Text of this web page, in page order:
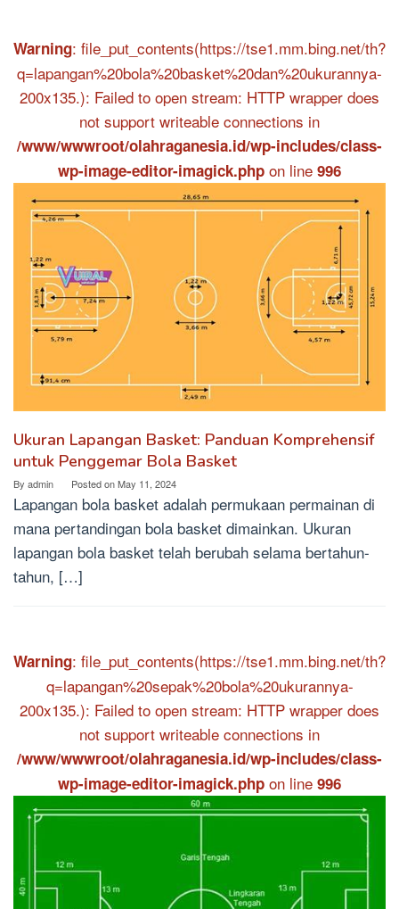
Warning: file_put_contents(https://tse1.mm.bing.net/th?
q=lapangan%20bola%20basket%20dan%20ukurannya-
200x135.): Failed to open stream: HTTP wrapper does
not support writeable connections in
/www/wwwroot/olahraganesia.id/wp-includes/class-
wp-image-editor-imagick.php on line 996
Ukuran Lapangan Basket: Panduan Komprehensif
untuk Penggemar Bola Basket
By admin Posted onMay 11, 2024
Lapangan bola basket adalah permukaan permainan di
mana pertandingan bola basket dimainkan. Ukuran
lapangan bola basket telah berubah selama bertahun-
tahun, […]
Warning: file_put_contents(https://tse1.mm.bing.net/th?
q=lapangan%20sepak%20bola%20ukurannya-
200x135.): Failed to open stream: HTTP wrapper does
not support writeable connections in
/www/wwwroot/olahraganesia.id/wp-includes/class-
wp-image-editor-imagick.php on line 996